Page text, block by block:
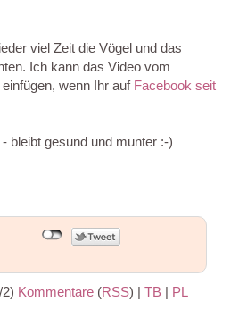
viel Zeit die Vögel und das
Ich kann das Video vom
wenn Ihr auf Facebook seit
bleibt gesund und munter :-)
2) Kommentare (RSS) | TB | PL